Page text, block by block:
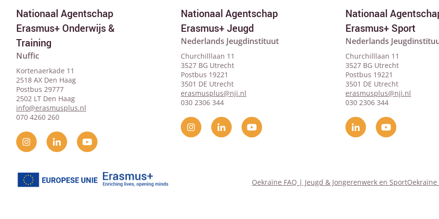
Nationaal Agentschap
Erasmus+ Onderwijs &
Training
Nuffic
Kortenaerkade 11
2518 AX Den Haag
Postbus 29777
2502 LT Den Haag
info@erasmusplus.nl
070 4260 260
Nationaal Agentschap
Erasmus+ Jeugd
Nederlands Jeugdinstituut
Churchilllaan 11
3527 BG Utrecht
Postbus 19221
3501 DE Utrecht
erasmusplus@nji.nl
030 2306 344
Nationaal
Erasmus+ Sport
Nederlands
Churchilllaan 11
3527 BG Utrecht
Postbus 19221
3501 DE Utrecht
erasmusplus@nji.nl
030 2306 344
Oekraïne FAQ | Jeugd & Jongerenwerk en SportOekraïne